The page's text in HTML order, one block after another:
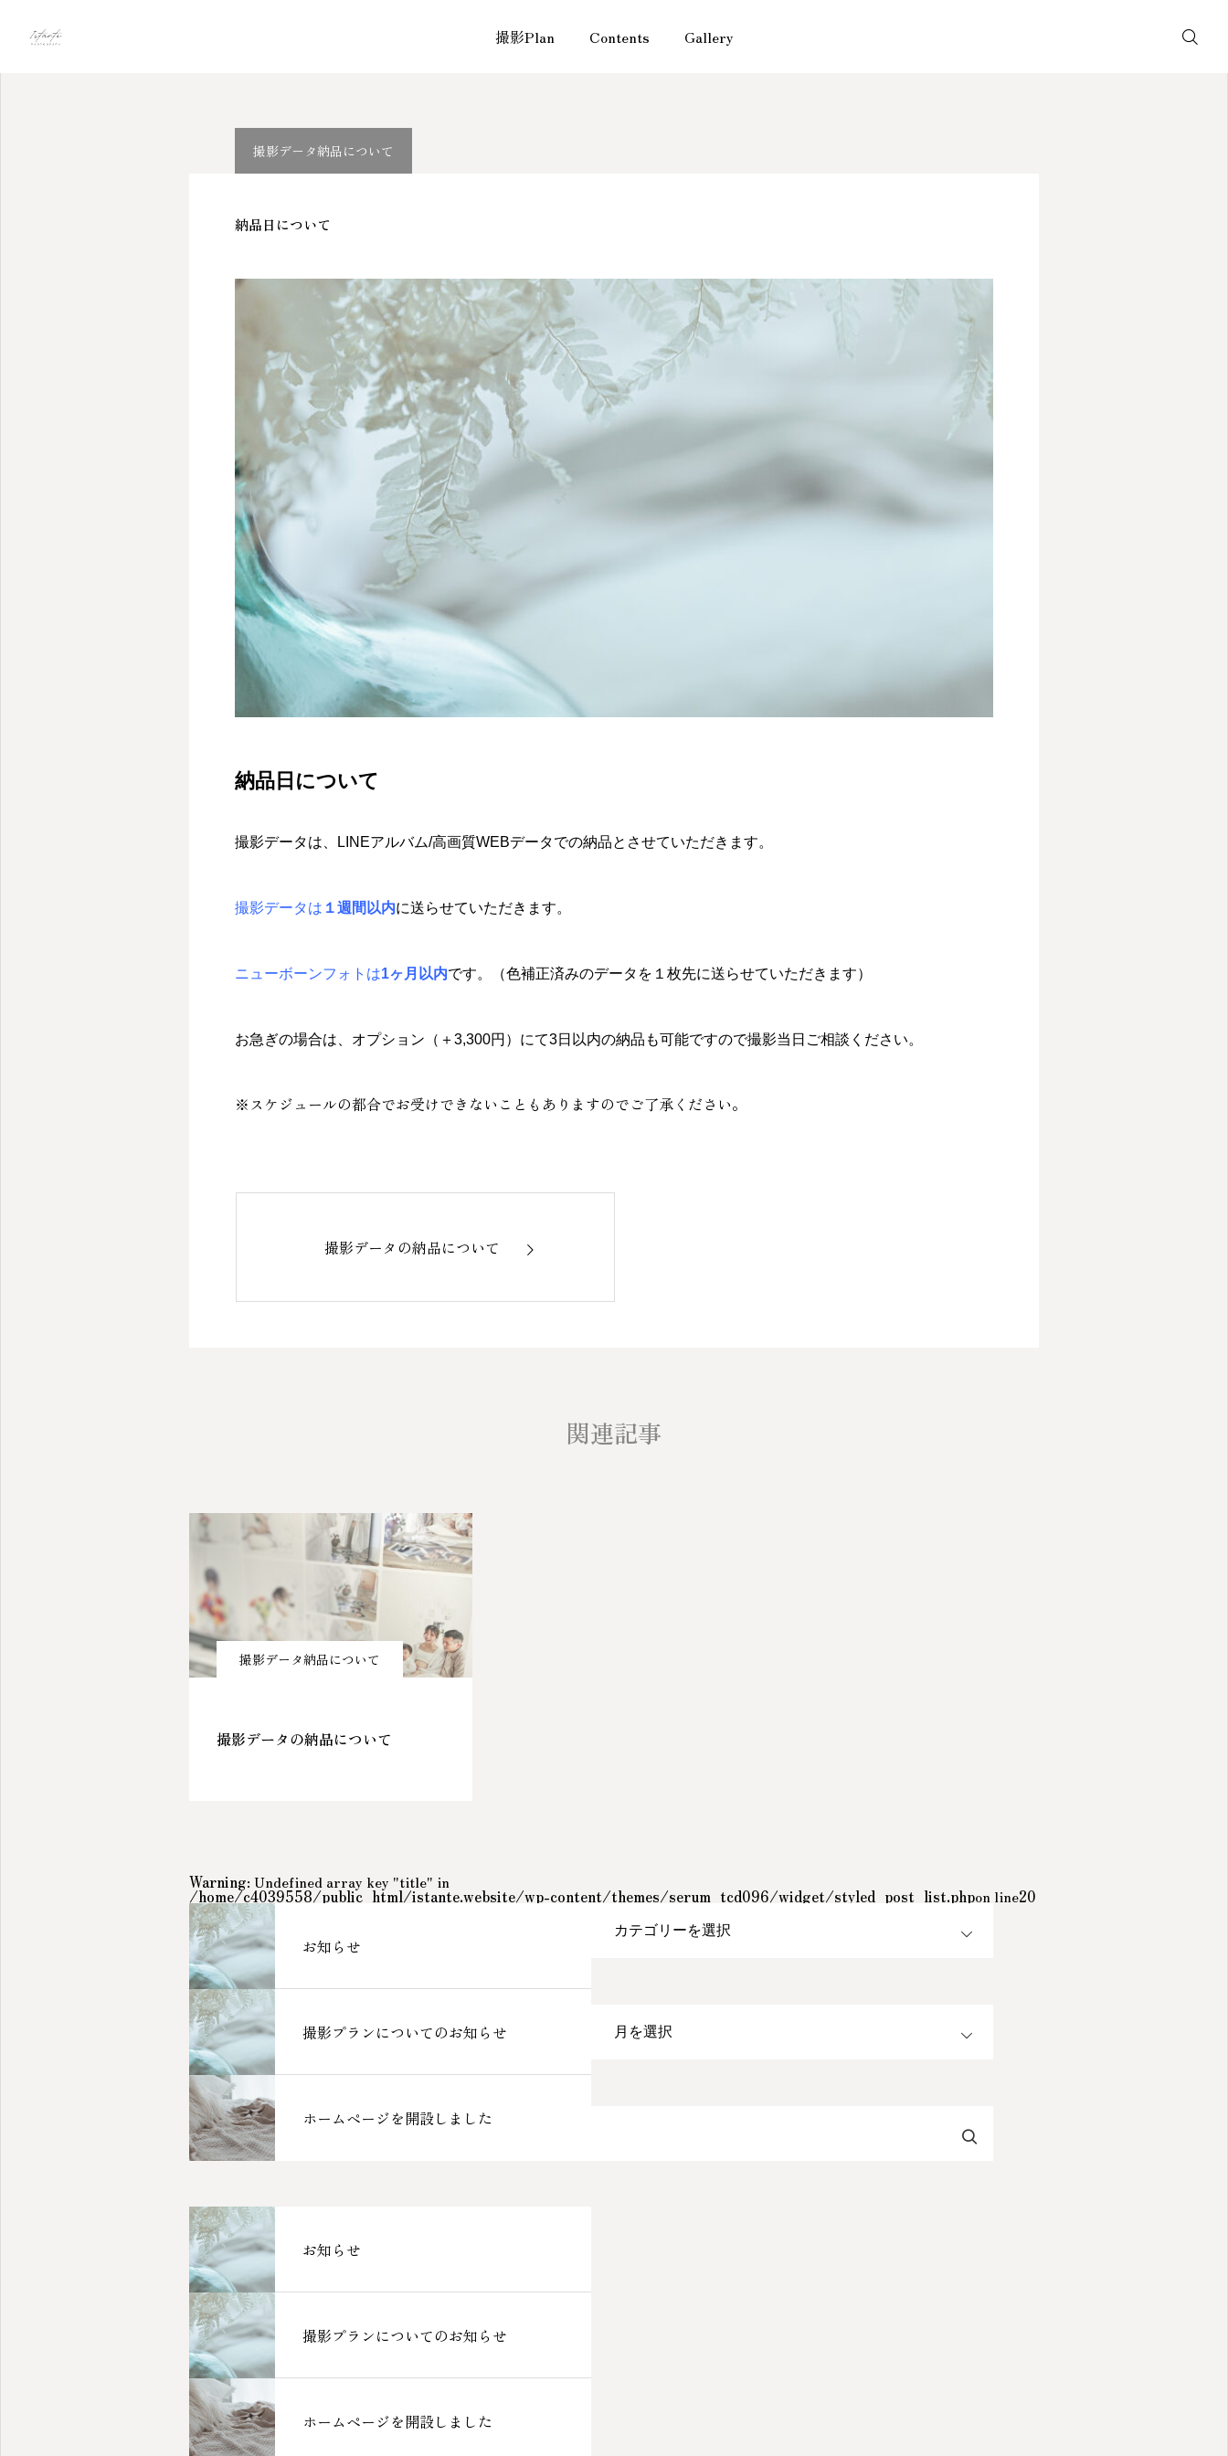
撮影Plan Contents Gallery
納品日について
撮影データ納品について
納品日について
納品日について
撮影データは、LINEアルバム/高画質WEBデータでの納品とさせていただきます。
撮影データは １週間以内に送らせていただきます。
ニューボーンフォトは1ヶ月以内です。（色補正済みのデータを１枚先に送らせていただきます）
お急ぎの場合は、オプション（＋3,300円 ）にて3日以内の納品も可能ですので撮影当日ご相談ください。
※スケジュールの都合でお受けできないこともありますのでご了承ください。
撮影データの納品について
関連記事
撮影データ納品について
撮影データの納品について
Warning: Undefined array key "title" in
/home/c4039558/public_html/istante.website/wp-content/themes/serum_tcd096/widget/styled_post_list.phpon line20
お知らせ
撮影プランについてのお知らせ
ホームページを開設しました
OPEN
お知らせ
撮影プランについてのお知らせ
ホームページを開設しました